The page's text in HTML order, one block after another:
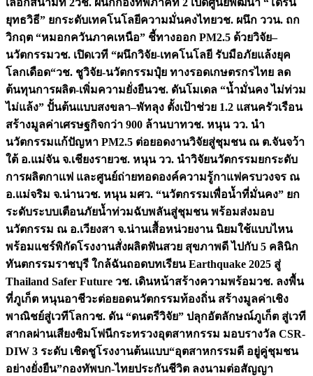
เลือกสนามที่ 2วช. ผนึกกองทัพภาคที่ 2 เปิดศูนย์พัฒนา “โดรน
ยุทธวิธี” ยกระดับเทคโนโลยีความมั่นคงไทยวช. ผนึก ววน. ถก
วิกฤต “หมอกควันภาคเหนือ” ชี้ทางออก PM2.5 ด้วยวิจัย–
นวัตกรรมวช. เปิดเวที “ผนึกวิจัย-เทคโนโลยี รับมือภัยแล้งยุค
โลกเดือด“วช. ชูวิจัย-นวัตกรรมปุ๋ย ทางรอดเกษตรกรไทย ลด
ต้นทุนการผลิต-เพิ่มความยั่งยืนวช. ดันโมเดล “น้ำมั่นคง ไม่ท่วม
ไม่แล้ง” ปั้นต้นแบบสงขลา–พัทลุง ตั้งเป้าช่วย 1.2 แสนครัวเรือน
สร้างมูลค่าเศรษฐกิจกว่า 900 ล้านบาทวช. หนุน วว. นำ
นวัตกรรมแก้ปัญหา PM2.5 ต่อยอดงานวิจัยสู่ชุมชน ณ ต.จันจว้า
ใต้ อ.แม่จัน จ.เชียงรายวช. หนุน วว. นำวิจัยนวัตกรรมยกระดับ
การผลิตกาแฟ และศูนย์ถ่ายทอดองค์ความรู้กาแฟครบวงจร ณ
อ.แม่จริม จ.น่านวช. หนุน มศว. “นวัตกรรมเพื่อน้ำที่มั่นคง” ยก
ระดับระบบเตือนภัยน้ำท่วมฉับพลันสู่ชุมชน พร้อมส่งมอบ
นวัตกรรม ณ อ.เวียงสา จ.น่านเสื้อหน่วยงาน นิยมใช้แบบไหน
พร้อมแชร์พิกัดโรงงานสั่งผลิตฟันสวย สุขภาพดี ไปกับ 5 คลินิก
ทันตกรรมราชบุรี ใกล้ฉันถอดบทเรียน Earthquake 2025 สู่
Thailand Safer Future วช. เดินหน้าสร้างความพร้อมวช. ลงพื้น
ที่ภูเก็ต หนุนอาชีวะต่อยอดนวัตกรรมท้องถิ่น สร้างมูลค่าเชิง
พาณิชย์สู่เวทีโลกวช. ดัน “ดนตรีวิจัย” ปลุกอัตลักษณ์ภูเก็ต สู่เวที
สากลผ่านเสียงซิมโฟนีกระทรวงอุตสาหกรรม มอบรางวัล CSR-
DIW 3 ระดับ เชิดชูโรงงานต้นแบบ“อุตสาหกรรมดี อยู่คู่ชุมชน
อย่างยั่งยืน”กองทัพบก-ไทยประกันชีวิต ลงนามต่อสัญญา